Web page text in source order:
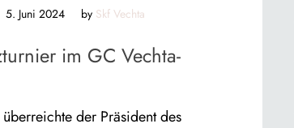
5. Juni 2024 by Skf Vechta
im GC Vechta-
der Präsident des